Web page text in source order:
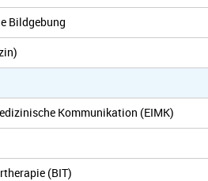
Bildgebung
Kommunikation (EIMK)
(BIT)